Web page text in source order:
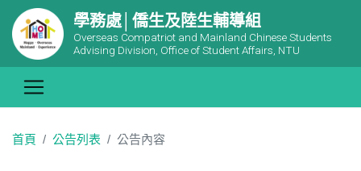
學務處│僑生及陸生輔導組
Overseas Compatriot and Mainland Chinese Students
Advising Division, Office of Student Affairs, NTU
首頁 公告列表 公告內容